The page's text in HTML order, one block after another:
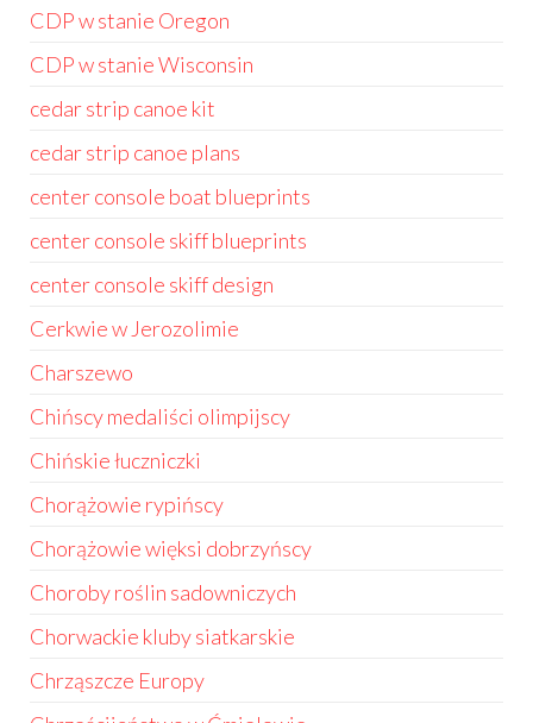
CDP w stanie Oregon
CDP w stanie Wisconsin
cedar strip canoe kit
cedar strip canoe plans
center console boat blueprints
center console skiff blueprints
center console skiff design
Cerkwie w Jerozolimie
Charszewo
Chińscy medaliści olimpijscy
Chińskie łuczniczki
Chorążowie rypińscy
Chorążowie więksi dobrzyńscy
Choroby roślin sadowniczych
Chorwackie kluby siatkarskie
Chrząszcze Europy